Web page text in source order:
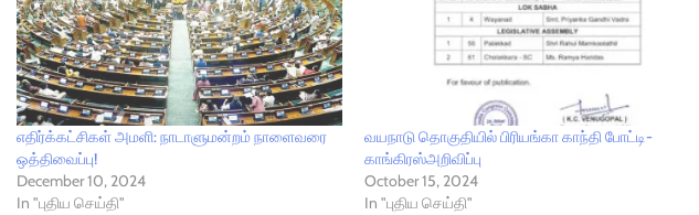
எதிர்க்கட்சிகள் அமளி: நாடாளுமன்றம் நாளைவரை
ஒத்திவைப்பு!
December 10, 2024
In "புதிய செய்தி"
வயநாடு தொகுதியில் பிரியங்கா காந்தி போட்டி-
காங்கிரஸ்அறிவிப்பு
October 15, 2024
In "புதிய செய்தி"